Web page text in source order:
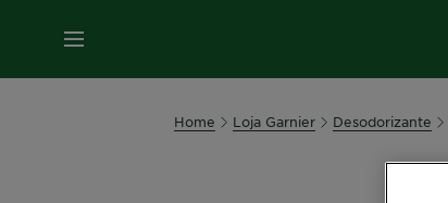
MENU
Home Loja Garnier Desodorizante